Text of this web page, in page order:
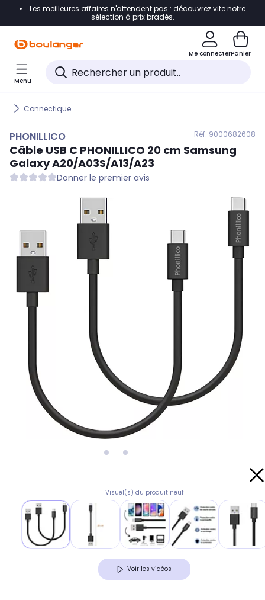
Accéder directement à la navigation
Accéder directement au pied de page
Accéder directement au chatbot
Les meilleures affaires n'attendent pas : découvrez vite notre
sélection à prix bradés.
Me connecterPanier
Menu
Connectique
PHONILLICO Réf. 9000682608
Câble USB C PHONILLICO 20 cm Samsung
Galaxy A20/A03S/A13/A23
Donner le premier avis
Visuel(s) du produit neuf
Voir les vidéos